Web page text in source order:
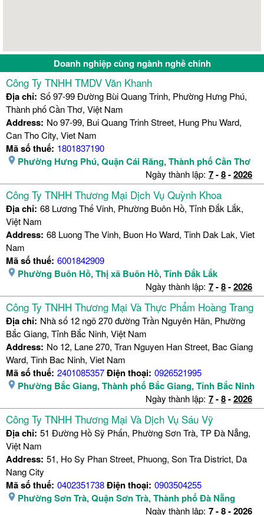
Doanh nghiệp cùng ngành nghề chính
Công Ty TNHH TMDV Văn Khanh
Địa chỉ: Số 97-99 Đường Bùi Quang Trinh, Phường Hưng Phú,
Thành phố Cần Thơ, Việt Nam
Address: No 97-99, Bui Quang Trinh Street, Hung Phu Ward,
Can Tho City, Viet Nam
Mã số thuế: 1801837190
Phường Hưng Phú, Quận Cái Răng, Thành phố Cần Thơ
Ngày thành lập: 7-8-2026
Công Ty TNHH Thương Mại Dịch Vụ Quỳnh Khoa
Địa chỉ: 68 Lương Thế Vinh, Phường Buôn Hồ, Tỉnh Đắk Lắk,
Việt Nam
Address: 68 Luong The Vinh, Buon Ho Ward, Tinh Dak Lak, Viet
Nam
Mã số thuế: 6001842909
Phường Buôn Hồ, Thị xã Buôn Hồ, Tỉnh Đắk Lắk
Ngày thành lập: 7-8-2026
Công Ty TNHH Thương Mại Và Thực Phẩm Hoàng Trang
Địa chỉ: Nhà số 12 ngõ 270 đường Trần Nguyên Hãn, Phường
Bắc Giang, Tỉnh Bắc Ninh, Việt Nam
Address: No 12, Lane 270, Tran Nguyen Han Street, Bac Giang
Ward, Tinh Bac Ninh, Viet Nam
Mã số thuế: 2401085357Điện thoại: 0926521995
Phường Bắc Giang, Thành phố Bắc Giang, Tỉnh Bắc Ninh
Ngày thành lập: 7-8-2026
Công Ty TNHH Thương Mại Và Dịch Vụ Sáu Vỹ
Địa chỉ: 51 Đường Hồ Sỹ Phấn, Phường Sơn Trà, TP Đà Nẵng,
Việt Nam
Address: 51, Ho Sy Phan Street, Phuong, Son Tra District, Da
Nang City
Mã số thuế: 0402351738Điện thoại: 0903504255
Phường Sơn Trà, Quận Sơn Trà, Thành phố Đà Nẵng
Ngày thành lập: 7-8-2026